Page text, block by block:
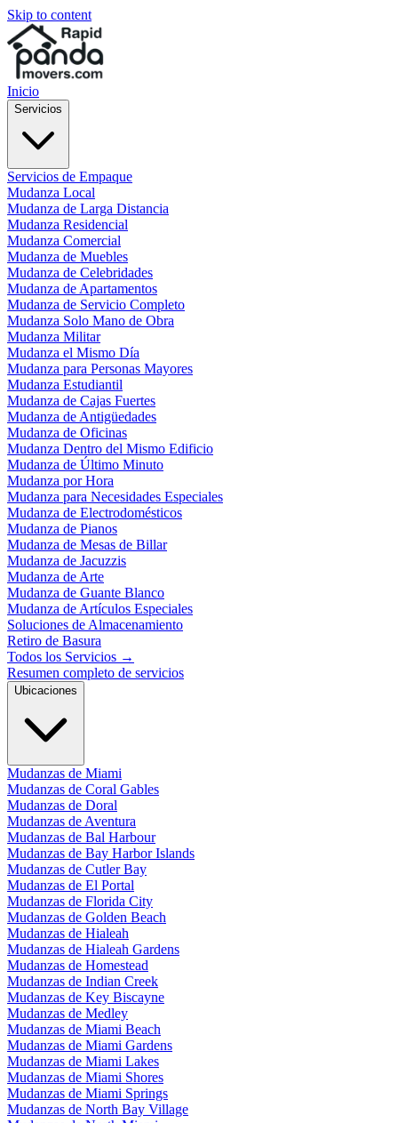
Skip to content
Inicio
Servicios
Servicios de Empaque
Mudanza Local
Mudanza de Larga Distancia
Mudanza Residencial
Mudanza Comercial
Mudanza de Muebles
Mudanza de Celebridades
Mudanza de Apartamentos
Mudanza de Servicio Completo
Mudanza Solo Mano de Obra
Mudanza Militar
Mudanza el Mismo Día
Mudanza para Personas Mayores
Mudanza Estudiantil
Mudanza de Cajas Fuertes
Mudanza de Antigüedades
Mudanza de Oficinas
Mudanza Dentro del Mismo Edificio
Mudanza de Último Minuto
Mudanza por Hora
Mudanza para Necesidades Especiales
Mudanza de Electrodomésticos
Mudanza de Pianos
Mudanza de Mesas de Billar
Mudanza de Jacuzzis
Mudanza de Arte
Mudanza de Guante Blanco
Mudanza de Artículos Especiales
Soluciones de Almacenamiento
Retiro de Basura
Todos los Servicios →
Resumen completo de servicios
Ubicaciones
Mudanzas de Miami
Mudanzas de Coral Gables
Mudanzas de Doral
Mudanzas de Aventura
Mudanzas de Bal Harbour
Mudanzas de Bay Harbor Islands
Mudanzas de Cutler Bay
Mudanzas de El Portal
Mudanzas de Florida City
Mudanzas de Golden Beach
Mudanzas de Hialeah
Mudanzas de Hialeah Gardens
Mudanzas de Homestead
Mudanzas de Indian Creek
Mudanzas de Key Biscayne
Mudanzas de Medley
Mudanzas de Miami Beach
Mudanzas de Miami Gardens
Mudanzas de Miami Lakes
Mudanzas de Miami Shores
Mudanzas de Miami Springs
Mudanzas de North Bay Village